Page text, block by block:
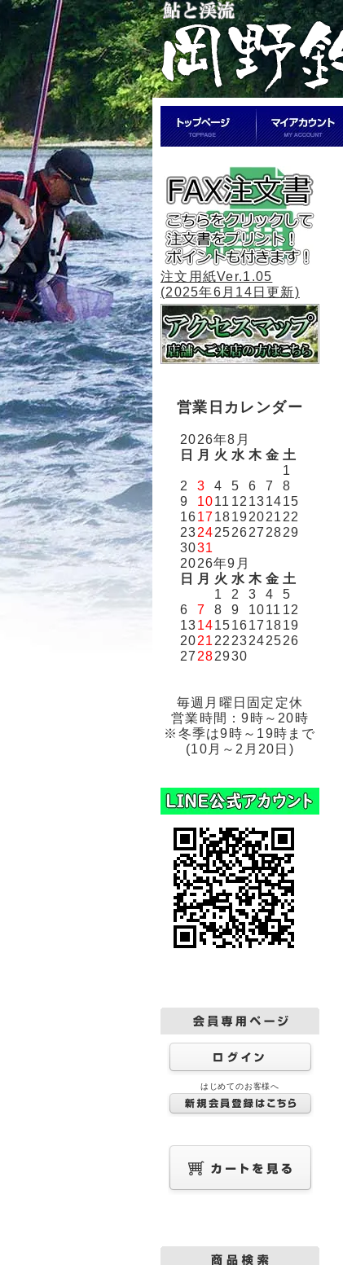
注文用紙Ver.1.05
(2025年6月14日更新)
営業日カレンダー
2026年8月
日
月 火 水 木 金 土
1
2
3 4 5 6 7
8
9
1011 12 131415
161718192021 22
2324252627 2829
3031
2026年9月
日
月 火 水 木 金 土
1
2 3 4
5
6
7 8 9 1011 12
1314151617 1819
2021 22 23242526
27 282930
毎週月曜日固定定休
営業時間：9時～20時
※冬季は9時～19時まで
(10月～2月20日)
はじめてのお客様へ